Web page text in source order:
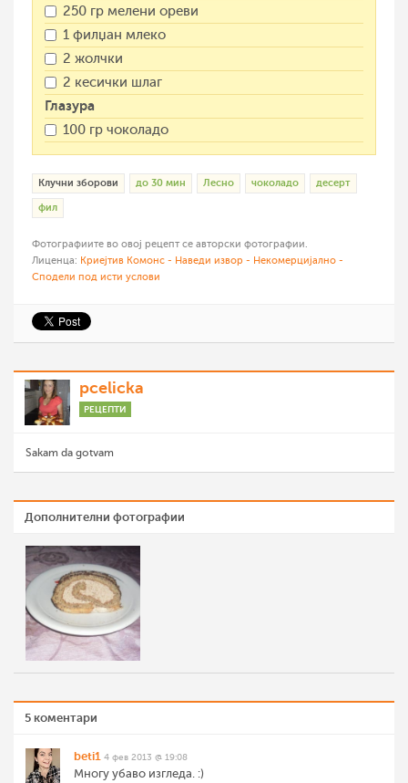
250 гр мелени ореви
1 филџан млеко
2 жолчки
2 кесички шлаг
Глазура
100 гр чоколадо
Клучни зборови до 30 мин Лесно чоколадо десерт
фил
Фотографиите во овој рецепт се авторски фотографии.
Лиценца: Криејтив Комонс - Наведи извор - Некомерцијално -
Сподели под исти услови
pcelicka
РЕЦЕПТИ
Sakam da gotvam
Дополнителни фотографии
5 коментари
beti1 4 фев 2013 @ 19:08
Многу убаво изгледа. :)